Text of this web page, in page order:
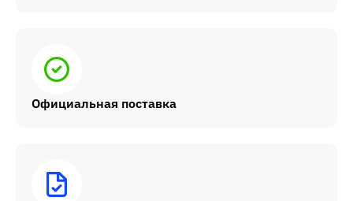
Официальная поставка